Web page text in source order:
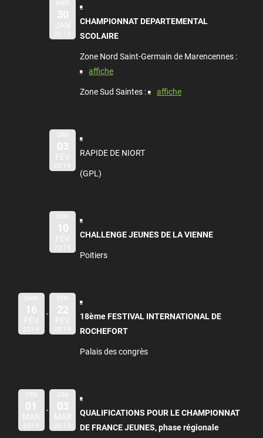
MER
30
JAN
2019
CHAMPIONNAT DEPARTEMENTAL
SCOLAIRE
Zone Nord Saint-Germain de Marencennes :
affiche
Zone Sud Saintes : affiche
DIM
03
FÉV
2019
RAPIDE DE NIORT
(GPL)
DIM
10
FÉV
2019
CHALLENGE JEUNES DE LA VIENNE
Poitiers
SAM
16
FÉV
2019
VEN
22
FÉV
2019
18ème FESTIVAL INTERNATIONAL DE
ROCHEFORT
Palais des congrès
VEN
01
MAR
2019
DIM
03
MAR
2019
QUALIFICATIONS POUR LE CHAMPIONNAT
DE FRANCE JEUNES, phase régionale